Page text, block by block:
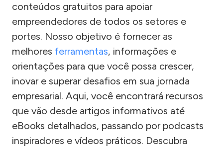
conteúdos gratuitos para apoiar
empreendedores de todos os setores e
portes. Nosso objetivo é fornecer as
melhores ferramentas, informações e
orientações para que você possa crescer,
inovar e superar desafios em sua jornada
empresarial. Aqui, você encontrará recursos
que vão desde artigos informativos até
eBooks detalhados, passando por podcasts
inspiradores e vídeos práticos. Descubra